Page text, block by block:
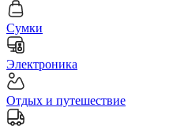
Сумки
Электроника
Отдых и путешествие